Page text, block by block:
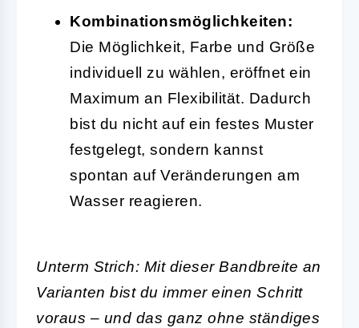
Kombinationsmöglichkeiten:
Die Möglichkeit, Farbe und Größe
individuell zu wählen, eröffnet ein
Maximum an Flexibilität. Dadurch
bist du nicht auf ein festes Muster
festgelegt, sondern kannst
spontan auf Veränderungen am
Wasser reagieren.
Unterm Strich: Mit dieser Bandbreite an
Varianten bist du immer einen Schritt
voraus – und das ganz ohne ständiges